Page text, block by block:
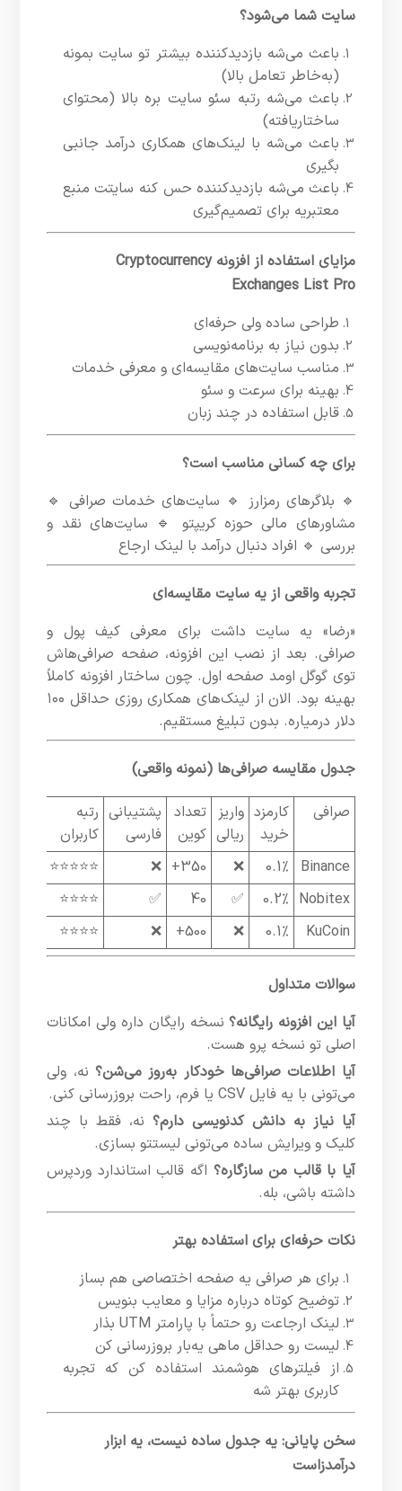
سایت شما می‌شود؟
باعث می‌شه بازدیدکننده بیشتر تو سایت بمونه
(به‌خاطر تعامل بالا)
باعث می‌شه رتبه سئو سایت بره بالا (محتوای
ساختاریافته)
باعث می‌شه با لینک‌های همکاری درآمد جانبی
بگیری
باعث می‌شه بازدیدکننده حس کنه سایتت منبع
معتبریه برای تصمیم‌گیری
مزایای استفاده از افزونه Cryptocurrency
Exchanges List Pro
طراحی ساده ولی حرفه‌ای
بدون نیاز به برنامه‌نویسی
مناسب سایت‌های مقایسه‌ای و معرفی خدمات
بهینه برای سرعت و سئو
قابل استفاده در چند زبان
برای چه کسانی مناسب است؟
🔹 بلاگرهای رمزارز 🔹 سایت‌های خدمات صرافی 🔹
مشاورهای مالی حوزه کریپتو 🔹 سایت‌های نقد و
بررسی 🔹 افراد دنبال درآمد با لینک ارجاع
تجربه واقعی از یه سایت مقایسه‌ای
«رضا» یه سایت داشت برای معرفی کیف پول و
صرافی. بعد از نصب این افزونه، صفحه صرافی‌هاش
توی گوگل اومد صفحه اول. چون ساختار افزونه کاملاً
بهینه بود. الان از لینک‌های همکاری روزی حداقل ۱۰۰
دلار درمیاره. بدون تبلیغ مستقیم.
جدول مقایسه صرافی‌ها (نمونه واقعی)
صرافی
کارمزد
خرید
واریز
ریالی
تعداد
کوین
پشتیبانی
فارسی
رتبه
کاربران
Binance
0.1%
❌
350+
❌
⭐⭐⭐⭐⭐
Nobitex
0.2%
✅
40
✅
⭐⭐⭐⭐
KuCoin
0.1%
❌
500+
❌
⭐⭐⭐⭐
سوالات متداول
آیا این افزونه رایگانه؟نسخه رایگان داره ولی امکانات
اصلی تو نسخه پرو هست.
آیا اطلاعات صرافی‌ها خودکار به‌روز می‌شن؟نه، ولی
می‌تونی با یه فایل CSV یا فرم، راحت بروزرسانی کنی.
آیا نیاز به دانش کدنویسی دارم؟نه، فقط با چند
کلیک و ویرایش ساده می‌تونی لیستتو بسازی.
آیا با قالب من سازگاره؟ اگه قالب استاندارد وردپرس
داشته باشی، بله.
نکات حرفه‌ای برای استفاده بهتر
برای هر صرافی یه صفحه اختصاصی هم بساز
توضیح کوتاه درباره مزایا و معایب بنویس
لینک ارجاعت رو حتماً با پارامتر UTM بذار
لیست رو حداقل ماهی یه‌بار بروزرسانی کن
از فیلترهای هوشمند استفاده کن که تجربه
کاربری بهتر شه
سخن پایانی: یه جدول ساده نیست، یه ابزار
درآمدزاست